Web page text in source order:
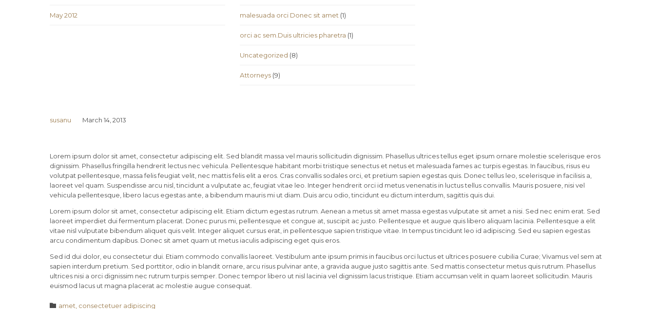
May 2012 malesuada orci Donec sit amet (1)
orci ac sem.Duis ultricies pharetra (1)
Uncategorized (8)
Аttorneys (9)
susanu March 14, 2013
Lorem ipsum dolor sit amet, consectetur adipiscing elit. Sed blandit massa vel mauris sollicitudin dignissim. Phasellus ultrices tellus eget ipsum ornare molestie scelerisque eros
dignissim. Phasellus fringilla hendrerit lectus nec vehicula. Pellentesque habitant morbi tristique senectus et netus et malesuada fames ac turpis egestas. In faucibus, risus eu
volutpat pellentesque, massa felis feugiat velit, nec mattis felis elit a eros. Cras convallis sodales orci, et pretium sapien egestas quis. Donec tellus leo, scelerisque in facilisis a,
laoreet vel quam. Suspendisse arcu nisl, tincidunt a vulputate ac, feugiat vitae leo. Integer hendrerit orci id metus venenatis in luctus tellus convallis. Mauris posuere, nisi vel
vehicula pellentesque, libero lacus egestas ante, a bibendum mauris mi ut diam. Duis arcu odio, tincidunt eu dictum interdum, sagittis quis dui.
Lorem ipsum dolor sit amet, consectetur adipiscing elit. Etiam dictum egestas rutrum. Aenean a metus sit amet massa egestas vulputate sit amet a nisi. Sed nec enim erat. Sed
laoreet imperdiet dui fermentum placerat. Donec purus mi, pellentesque et congue at, suscipit ac justo. Pellentesque et augue quis libero aliquam lacinia. Pellentesque a elit
vitae nisl vulputate bibendum aliquet quis velit. Integer aliquet cursus erat, in pellentesque sapien tristique vitae. In tempus tincidunt leo id adipiscing. Sed eu sapien egestas
arcu condimentum dapibus. Donec sit amet quam ut metus iaculis adipiscing eget quis eros.
Sed id dui dolor, eu consectetur dui. Etiam commodo convallis laoreet. Vestibulum ante ipsum primis in faucibus orci luctus et ultrices posuere cubilia Curae; Vivamus vel sem at
sapien interdum pretium. Sed porttitor, odio in blandit ornare, arcu risus pulvinar ante, a gravida augue justo sagittis ante. Sed mattis consectetur metus quis rutrum. Phasellus
ultrices nisi a orci dignissim nec rutrum turpis semper. Donec tempor libero ut nisl lacinia vel dignissim lacus tristique. Etiam accumsan velit in quam laoreet sollicitudin. Mauris
euismod lacus ut magna placerat ac molestie augue consequat.
 Category
amet, consectetuer adipiscing